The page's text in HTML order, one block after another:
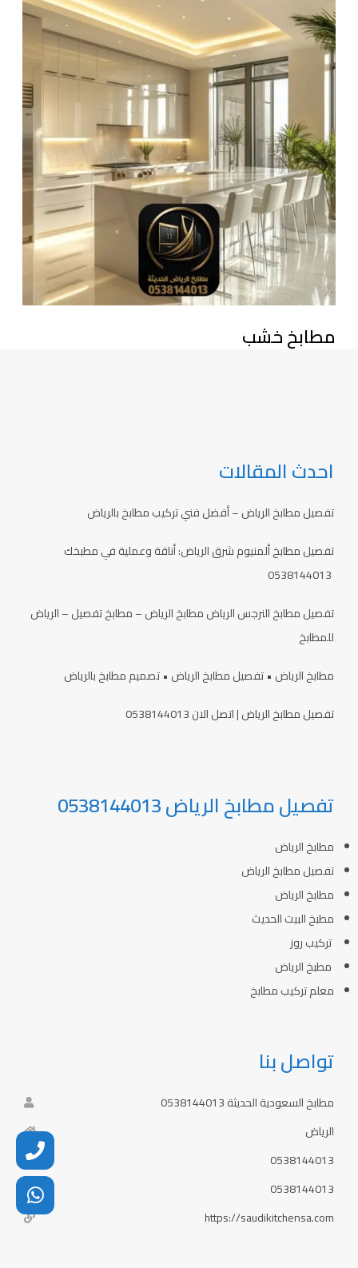
ط
ا
ب
خ
ب
مطابخ خشب
احدث المقالات
تفصيل مطابخ الرياض – أفضل فني تركيب مطابخ بالرياض
تفصيل مطابخ ألمنيوم شرق الرياض: أناقة وعملية في مطبخك
تفصيل مطابخ النرجس الرياض مطابخ الرياض – مطابخ تفصيل – الرياض
للمطابخ
مطابخ الرياض • تفصيل مطابخ الرياض • تصميم مطابخ بالرياض
تفصيل مطابخ الرياض | اتصل الان 0538144013
تفصيل مطابخ الرياض 0538144013
مطابخ الرياض
تفصيل مطابخ الرياض
مطابخ الرياض
مطبخ البيت الحديث
تركيب روز
مطبخ الرياض
معلم تركيب مطابخ
تواصل بنا
مطابخ السعودية الحديثة 0538144013
الرياض
0538144013
0538144013
https://saudikitchensa.com